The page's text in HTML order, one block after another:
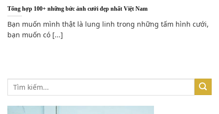
Tổng hợp 100+ những bức ảnh cưới đẹp nhất Việt Nam
Bạn muốn mình thật là lung linh trong những tấm hình cưới,
bạn muốn có [...]